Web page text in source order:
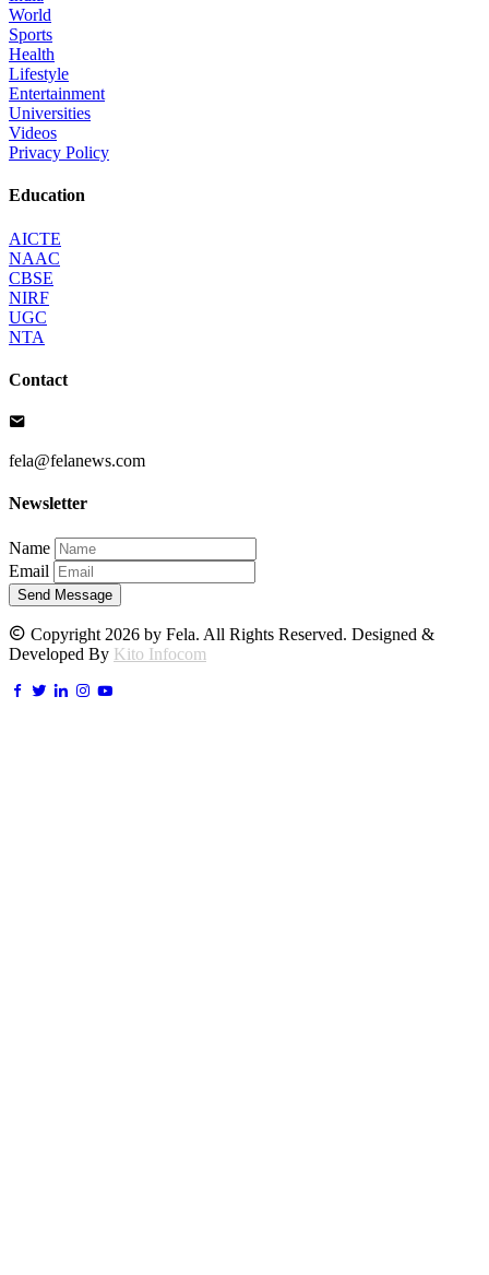
World
Sports
Health
Lifestyle
Entertainment
Universities
Videos
Privacy Policy
Education
AICTE
NAAC
CBSE
NIRF
UGC
NTA
Contact
fela@felanews.com
Newsletter
Name
Email
Send Message
Copyright 2026 by Fela. All Rights Reserved. Designed &
Developed By Kito Infocom